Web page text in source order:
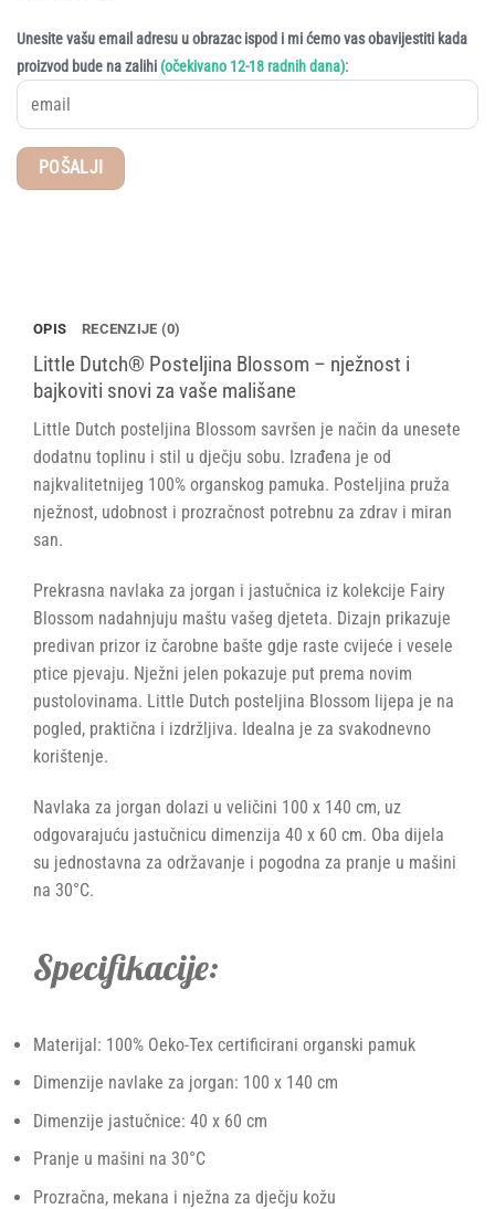
Unesite vašu email adresu u obrazac ispod i mi ćemo vas obavijestiti kada
proizvod bude na zalihi (očekivano 12-18 radnih dana):
OPIS RECENZIJE (0)
Little Dutch® Posteljina Blossom – nježnost i
bajkoviti snovi za vaše mališane
Little Dutch posteljina Blossom savršen je način da unesete
dodatnu toplinu i stil u dječju sobu. Izrađena je od
najkvalitetnijeg 100% organskog pamuka. Posteljina pruža
nježnost, udobnost i prozračnost potrebnu za zdrav i miran
san.
Prekrasna navlaka za jorgan i jastučnica iz kolekcije Fairy
Blossom nadahnjuju maštu vašeg djeteta. Dizajn prikazuje
predivan prizor iz čarobne bašte gdje raste cvijeće i vesele
ptice pjevaju. Nježni jelen pokazuje put prema novim
pustolovinama. Little Dutch posteljina Blossom lijepa je na
pogled, praktična i izdržljiva. Idealna je za svakodnevno
korištenje.
Navlaka za jorgan dolazi u veličini 100 x 140 cm, uz
odgovarajuću jastučnicu dimenzija 40 x 60 cm. Oba dijela
su jednostavna za održavanje i pogodna za pranje u mašini
na 30°C.
Specifikacije:
Materijal: 100% Oeko-Tex certificirani organski pamuk
Dimenzije navlake za jorgan: 100 x 140 cm
Dimenzije jastučnice: 40 x 60 cm
Pranje u mašini na 30°C
Prozračna, mekana i nježna za dječju kožu